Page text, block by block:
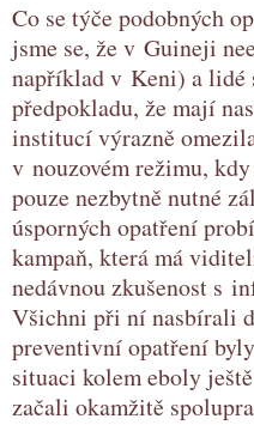
Co se týče podobných
jsme se, že v Guineji
například v Keni) a lidé
předpokladu, že mají
institucí výrazně
v nouzovém režimu,
pouze nezbytně nutné
úsporných opatření
kampaň, která má
nedávnou zkušenost s
Všichni při ní nasbírali
preventivní opatření
situaci kolem eboly
začali okamžitě